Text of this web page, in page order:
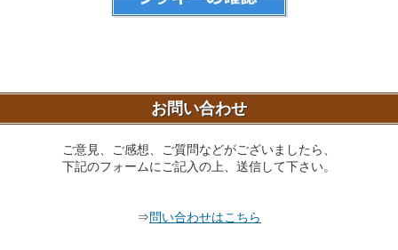
お問い合わせ
ご意見、ご感想、ご質問などがございましたら、
下記のフォームにご記入の上、送信して下さい。
⇒問い合わせはこちら